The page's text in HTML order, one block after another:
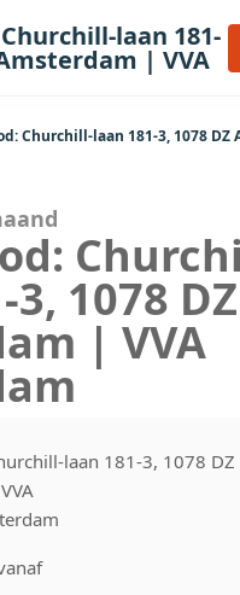
laan 181-
| VVA
Churchill-laan 181-3, 1078 DZ
1078 DZ
| VVA
laan 181-3, 1078 DZ